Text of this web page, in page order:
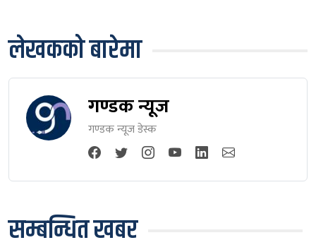
लेखकको बारेमा
गण्डक न्यूज
गण्डक न्यूज डेस्क
सम्बन्धित खबर